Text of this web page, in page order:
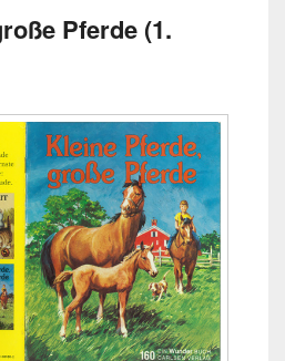
Pferde (1.